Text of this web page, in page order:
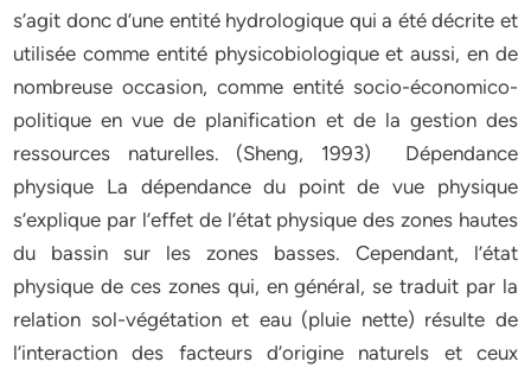
s’agit donc d’une entité hydrologique qui a été décrite et
utilisée comme entité physicobiologique et aussi, en de
nombreuse occasion, comme entité socio-économico-
politique en vue de planification et de la gestion des
ressources naturelles. (Sheng, 1993) Dépendance
physique La dépendance du point de vue physique
s’explique par l’effet de l’état physique des zones hautes
du bassin sur les zones basses. Cependant, l’état
physique de ces zones qui, en général, se traduit par la
relation sol-végétation et eau (pluie nette) résulte de
l’interaction des facteurs d’origine naturels et ceux